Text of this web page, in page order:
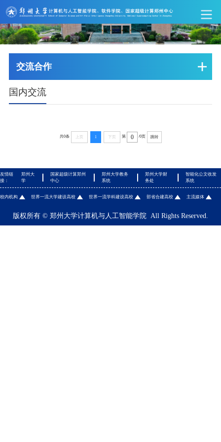
交流合作
国内交流
共0条 上页 1 下页 第 /0页 跳转
友情链
接：
郑州大
学
国家超级计算郑州
中心
郑州大学教务
系统
郑州大学财
务处
智能化公文收发
系统
校内机构 世界一流大学建设高校 世界一流学科建设高校 部省合建高校 主流媒体
版权所有 © 郑州大学计算机与人工智能学院 All Rights Reserved.